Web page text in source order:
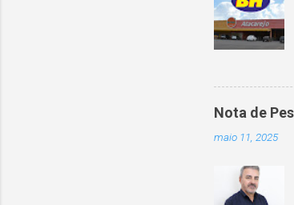
Nota de
maio 11, 2025